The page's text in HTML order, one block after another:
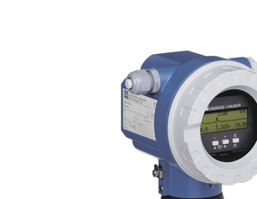
Applicator 选型和计算软件
通过应用参数查找、选择并配置产品
查找产品具体信息和文档
Level measurement with pressure
微波传输测量原理
Memosens数字技术
决策级过程透明度，赋能卓越运营